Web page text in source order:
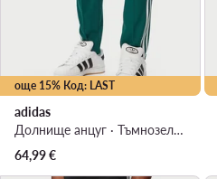
още 15% Код: LAST
adidas
Долнище анцуг · Тъмнозелен · Slim Fit
64,99€